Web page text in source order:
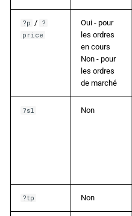
?p / ?
price
Oui - pour
les ordres
en cours
Non - pour
les ordres
de marché
?sl Non
?tp Non